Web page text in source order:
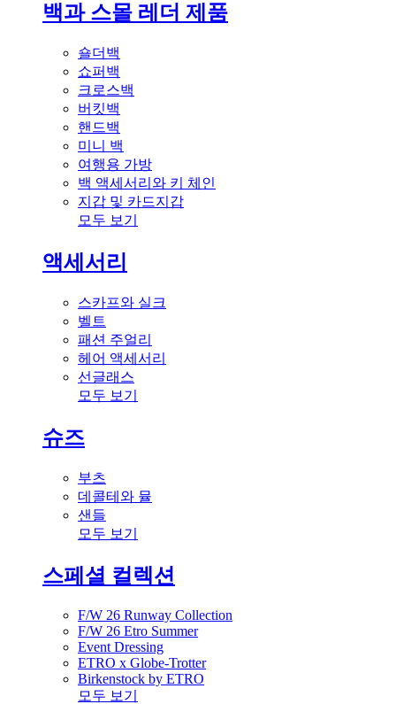
백과 스몰 레더 제품
숄더백
쇼퍼백
크로스백
버킷백
핸드백
미니 백
여행용 가방
백 액세서리와 키 체인
지갑 및 카드지갑
모두 보기
액세서리
스카프와 실크
벨트
패션 주얼리
헤어 액세서리
선글래스
모두 보기
슈즈
부츠
데콜테와 뮬
샌들
모두 보기
스페셜 컬렉션
F/W 26 Runway Collection
F/W 26 Etro Summer
Event Dressing
ETRO x Globe-Trotter
Birkenstock by ETRO
모두 보기